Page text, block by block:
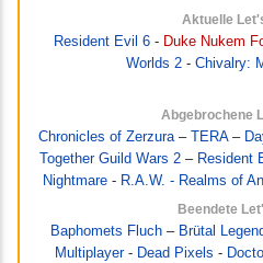
Aktuelle
Resident Evil 6- Duke Nukem
Worlds 2- Chivalry:
Abgebrochene
Chronicles of Zerzura– TERA–
Together Guild Wars 2 – Resident
Nightmare - R.A.W. - Realms of
Beendete
Baphomets Fluch– Brütal
Multiplayer- Dead Pixels -